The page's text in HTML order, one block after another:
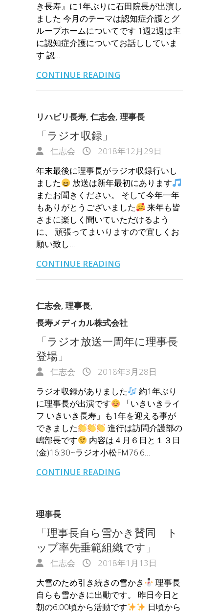
き長寿』に1年ぶりに石田院長が出演し
ました 今月のテーマは認知症介護とグ
ループホームについてです 1週2週は主
に認知症介護についてお話ししていま
す 認…
CONTINUE READING
リハビリ長寿, 仁志会, 理事長
「ラジオ収録」
仁志会
2018年12月29日
年末最後に理事長がラジオ収録行いし
ました
放送は新年最初にあります
またお聞きください。 そして今年一年
もありがとうございました
来年も皆
さまに楽しく聞いていただけるよう
に、 頑張ってまいりますので宜しくお
願い致し…
CONTINUE READING
仁志会, 理事長,
長寿メディカル株式会社
「ラジオ放送一周年に理事長
登場」
仁志会
2018年3月28日
ラジオ収録がありました
約1年ぶり
に理事長が出演です
「いきいきライ
フ いきいき長寿」も1年を迎える事が
できました
進行は訪問介護部の
嶋部長です
内容は４月６日と１３日
(金)16:30~ラジオ小松FM76.6…
CONTINUE READING
理事長
「理事長自ら雪かき賛同 ト
ップ率先垂範組織です」
仁志会
2018年1月13日
大雪のため引き続きの雪かき
理事長
自らも雪かきに出動です。 昨日今日と
朝の6:00頃から活動です
日頃から